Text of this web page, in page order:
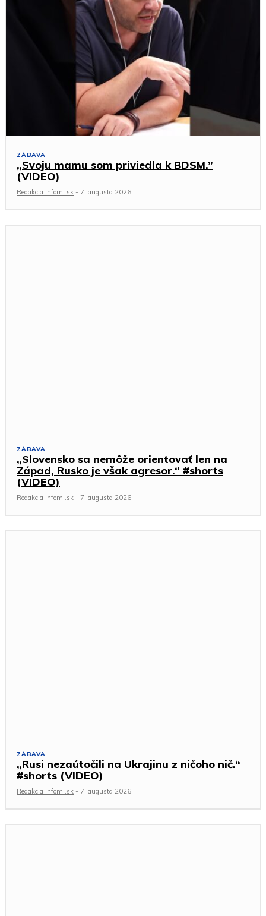
ZÁBAVA
„Svoju mamu som priviedla k BDSM.”
(VIDEO)
Redakcia Infomi.sk - 7. augusta 2026
ZÁBAVA
„Slovensko sa nemôže orientovať len na
Západ, Rusko je však agresor.“ #shorts
(VIDEO)
Redakcia Infomi.sk - 7. augusta 2026
ZÁBAVA
„Rusi nezaútočili na Ukrajinu z ničoho nič.“
#shorts (VIDEO)
Redakcia Infomi.sk - 7. augusta 2026